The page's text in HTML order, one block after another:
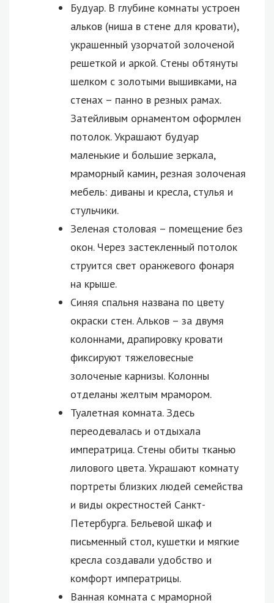
Будуар. В глубине комнаты устроен
альков (ниша в стене для кровати),
украшенный узорчатой золоченой
решеткой и аркой. Стены обтянуты
шелком с золотыми вышивками, на
стенах – панно в резных рамах.
Затейливым орнаментом оформлен
потолок. Украшают будуар
маленькие и большие зеркала,
мраморный камин, резная золоченая
мебель: диваны и кресла, стулья и
стульчики.
Зеленая столовая – помещение без
окон. Через застекленный потолок
струится свет оранжевого фонаря
на крыше.
Синяя спальня названа по цвету
окраски стен. Альков – за двумя
колоннами, драпировку кровати
фиксируют тяжеловесные
золоченые карнизы. Колонны
отделаны желтым мрамором.
Туалетная комната. Здесь
переодевалась и отдыхала
императрица. Стены обиты тканью
лилового цвета. Украшают комнату
портреты близких людей семейства
и виды окрестностей Санкт-
Петербурга. Бельевой шкаф и
письменный стол, кушетки и мягкие
кресла создавали удобство и
комфорт императрицы.
Ванная комната с мраморной